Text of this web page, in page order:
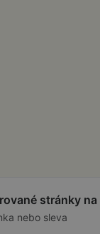
stránky na
nebo sleva